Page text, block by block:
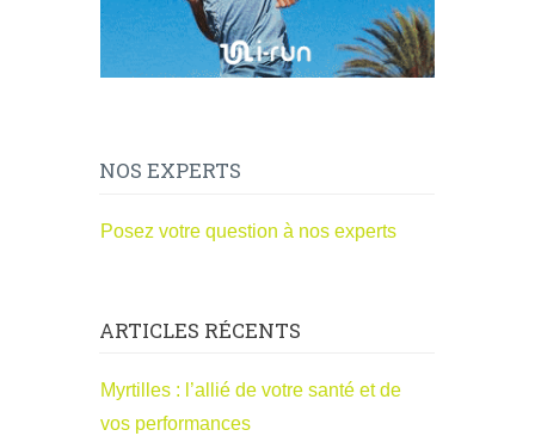
NOS EXPERTS
Posez votre question à nos experts
ARTICLES RÉCENTS
Myrtilles : l’allié de votre santé et de
vos performances